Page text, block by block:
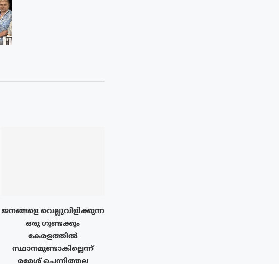
ജനങ്ങളെ വെല്ലുവിളിക്കുന്ന
ഒരു ഗുണ്ടക്കും
കേരളത്തിൽ
സ്ഥാനമുണ്ടാകില്ലെന്ന്
രമേശ് ചെന്നിത്തല